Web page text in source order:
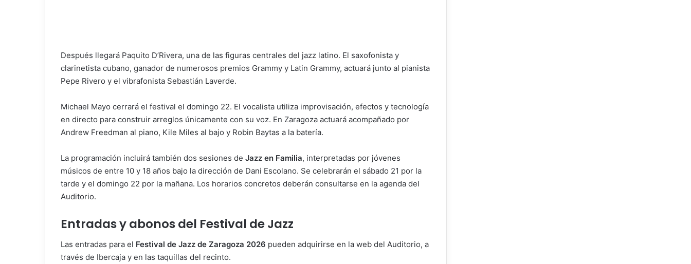
Después llegará Paquito D’Rivera, una de las figuras centrales del jazz latino. El saxofonista y
clarinetista cubano, ganador de numerosos premios Grammy y Latin Grammy, actuará junto al pianista
Pepe Rivero y el vibrafonista Sebastián Laverde.
Michael Mayo cerrará el festival el domingo 22. El vocalista utiliza improvisación, efectos y tecnología
en directo para construir arreglos únicamente con su voz. En Zaragoza actuará acompañado por
Andrew Freedman al piano, Kile Miles al bajo y Robin Baytas a la batería.
La programación incluirá también dos sesiones de Jazz en Familia, interpretadas por jóvenes
músicos de entre 10 y 18 años bajo la dirección de Dani Escolano. Se celebrarán el sábado 21 por la
tarde y el domingo 22 por la mañana. Los horarios concretos deberán consultarse en la agenda del
Auditorio.
Entradas y abonos del Festival de Jazz
Las entradas para el Festival de Jazz de Zaragoza 2026 pueden adquirirse en la web del Auditorio, a
través de Ibercaja y en las taquillas del recinto.